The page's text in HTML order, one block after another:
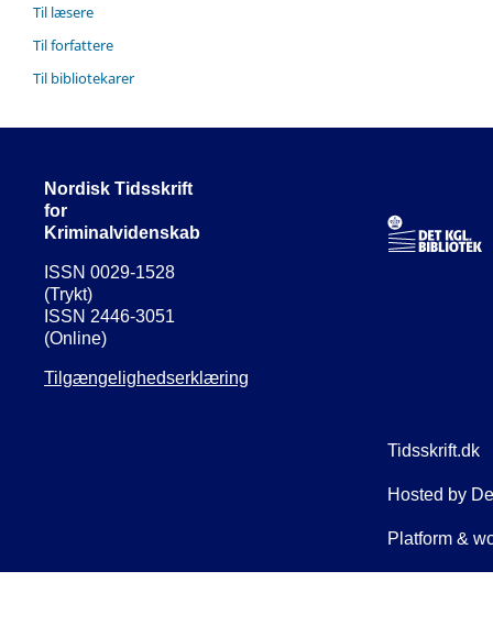
Til læsere
Til forfattere
Til bibliotekarer
Nordisk Tidsskrift
for
Kriminalvidenskab
ISSN 0029-1528
(Trykt)
ISSN 2446-3051
(Online)
Tilgængelighedserklæring